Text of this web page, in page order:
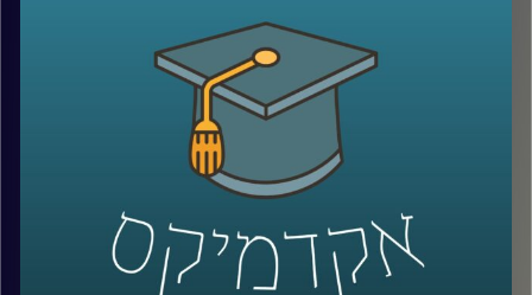
ארגון שמפיץ את
המתודולוגיה בעולם
–בואו ללמוד לפתור
בעיות, להרוויח מהסבכים שבחייכם ולהשיג קצת
AudioVersity